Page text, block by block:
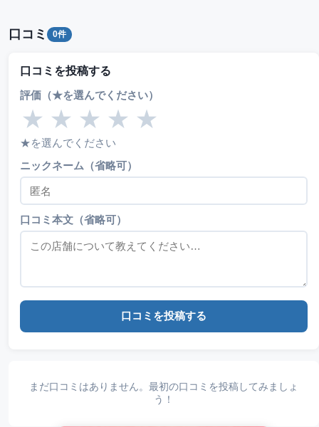
口コミ 0件
口コミを投稿する
評価（★を選んでください）
★ ★ ★ ★ ★
★を選んでください
ニックネーム（省略可）
口コミ本文（省略可）
口コミを投稿する
まだ口コミはありません。最初の口コミを投稿してみましょ
う！